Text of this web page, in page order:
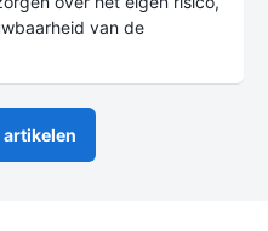
van de
artikelen